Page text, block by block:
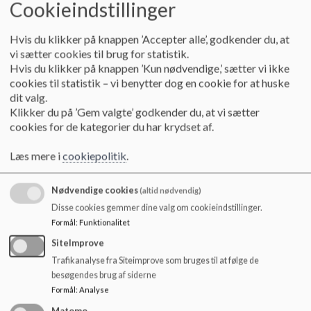
klasse, er det vigtigt, at du skriver direkte til klasselæreren.
Skriv i beskeden:
Þ hvilke tegn, du har observeret eller hørt.
Bliv på egen banehalvdel og vær særlig opmærksom på, at ingen børn
forældre har stor betydning for klassens selvbillede og videre udvikling.
OPBAKNING
Teamet omkring klassen informerer klassens forældre om det fokus og de
tiltag, afdækningen har givet anledning til.
Cookieindstillinger
Hvis du klikker på knappen ’Accepter alle’, godkender du, at
vi sætter cookies til brug for statistik.
Hvis du klikker på knappen ’Kun nødvendige,’ sætter vi ikke
cookies til statistik – vi benytter dog en cookie for at huske
dit valg.
Klikker du på ’Gem valgte’ godkender du, at vi sætter
cookies for de kategorier du har krydset af.
Læs mere icookiepolitik.
Nødvendige cookies(altid nødvendig)
Disse cookies gemmer dine valg om cookieindstillinger.
Formål: Funktionalitet
SiteImprove
Trafikanalyse fra Siteimprove som bruges til at følge de
besøgendes brug af siderne
Formål : Analyse